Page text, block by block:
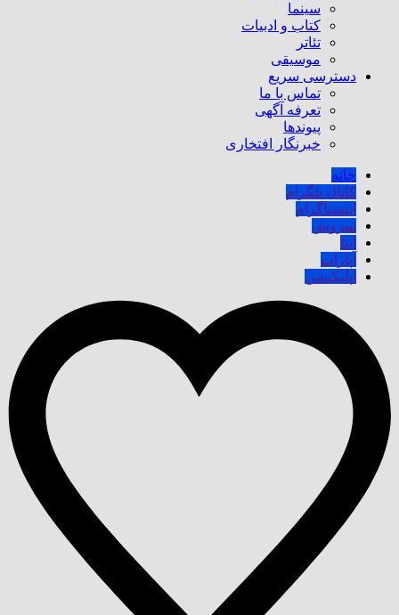
سینما
کتاب و ادبیات
تئاتر
موسیقی
دسترسی سریع
تماس با ما
تعرفه آگهی
پیوندها
خبرنگار افتخاری
خانه
کانال تلگرام
اینستاگرام
سروش
ایتا
آپارات
اپلیکیشن